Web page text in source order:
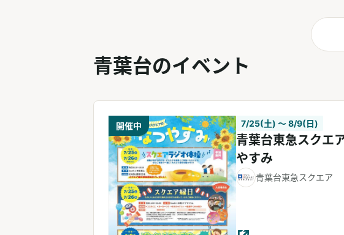
青葉台のイベント
開催中 7/25(土) 〜 8/9(日)
青葉台東急スクエ
やすみ
青葉台東急スクエア